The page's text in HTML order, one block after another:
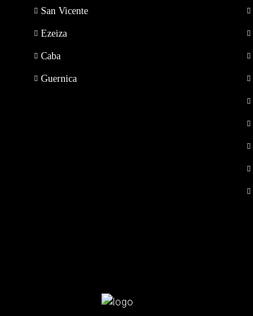
San Vicente
Ezeiza
Caba
Guernica